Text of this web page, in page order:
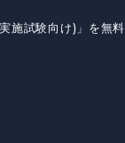
施試験向け)」を無料